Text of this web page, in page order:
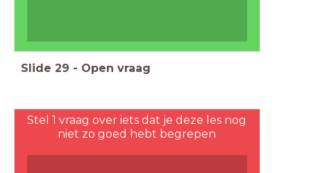
Slide 29 - Open vraag
Stel 1 vraag over iets dat je deze les nog
niet zo goed hebt begrepen